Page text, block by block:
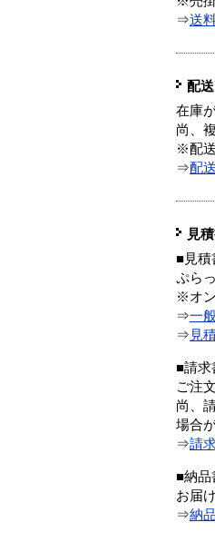
⇒送
配
在庫
尚、
※配
⇒配
見
■見積
ぷら
※オ
⇒一
⇒ 見
■請求
ご注
尚、
場合
⇒請
■納品
お届
⇒納